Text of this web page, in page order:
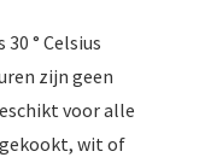
° Celsius
zijn geen
voor alle
wit of